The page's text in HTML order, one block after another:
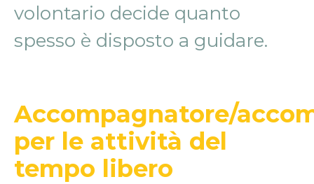
volontario decide quanto
spesso è disposto a guidare.
Accompagnatore/
per le attività del
tempo libero